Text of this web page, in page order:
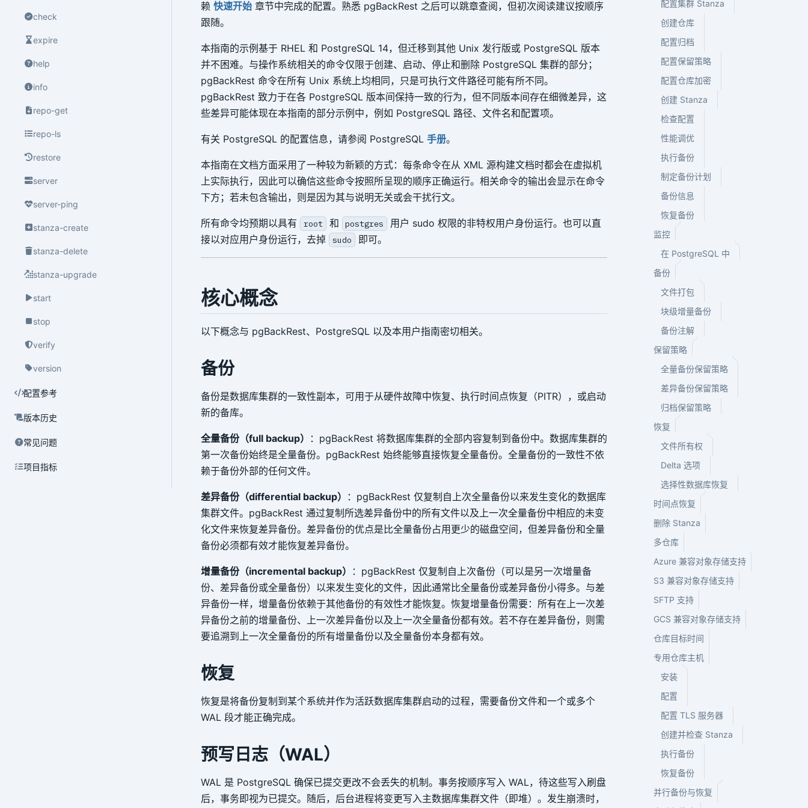
check
expire
help
info
repo-get
repo-ls
restore
server
server-ping
stanza-create
stanza-delete
stanza-upgrade
start
stop
verify
version
配置参考
版本历史
常见问题
项目指标
赖 快速开始 章节中完成的配置。熟悉 pgBackRest 之后可以跳章查阅，但初次阅读建议按顺序
跟随。
本指南的示例基于 RHEL 和 PostgreSQL 14，但迁移到其他 Unix 发行版或 PostgreSQL 版本
并不困难。与操作系统相关的命令仅限于创建、启动、停止和删除 PostgreSQL 集群的部分；
pgBackRest 命令在所有 Unix 系统上均相同，只是可执行文件路径可能有所不同。
pgBackRest 致力于在各 PostgreSQL 版本间保持一致的行为，但不同版本间存在细微差异，这
些差异可能体现在本指南的部分示例中，例如 PostgreSQL 路径、文件名和配置项。
有关 PostgreSQL 的配置信息，请参阅 PostgreSQL 手册。
本指南在文档方面采用了一种较为新颖的方式：每条命令在从 XML 源构建文档时都会在虚拟机
上实际执行，因此可以确信这些命令按照所呈现的顺序正确运行。相关命令的输出会显示在命令
下方；若未包含输出，则是因为其与说明无关或会干扰行文。
所有命令均预期以具有 root 和 postgres
用户 sudo 权限的非特权用户身份运行。也可以直
接以对应用户身份运行，去掉
sudo 即可。
核心概念
以下概念与 pgBackRest、PostgreSQL 以及本用户指南密切相关。
备份
备份是数据库集群的一致性副本，可用于从硬件故障中恢复、执行时间点恢复（PITR），或启动
新的备库。
全量备份（full backup）
：pgBackRest 将数据库集群的全部内容复制到备份中。数据库集群的
第一次备份始终是全量备份。pgBackRest 始终能够直接恢复全量备份。全量备份的一致性不依
赖于备份外部的任何文件。
差异备份（differential backup）
：pgBackRest 仅复制自上次全量备份以来发生变化的数据库
集群文件。pgBackRest 通过复制所选差异备份中的所有文件以及上一次全量备份中相应的未变
化文件来恢复差异备份。差异备份的优点是比全量备份占用更少的磁盘空间，但差异备份和全量
备份必须都有效才能恢复差异备份。
增量备份（incremental backup）
：pgBackRest 仅复制自上次备份（可以是另一次增量备
份、差异备份或全量备份）以来发生变化的文件，因此通常比全量备份或差异备份小得多。与差
异备份一样，增量备份依赖于其他备份的有效性才能恢复。恢复增量备份需要：所有在上一次差
异备份之前的增量备份、上一次差异备份以及上一次全量备份都有效。若不存在差异备份，则需
要追溯到上一次全量备份的所有增量备份以及全量备份本身都有效。
恢复
恢复是将备份复制到某个系统并作为活跃数据库集群启动的过程，需要备份文件和一个或多个
WAL 段才能正确完成。
预写日志（WAL）
WAL 是 PostgreSQL 确保已提交更改不会丢失的机制。事务按顺序写入 WAL，待这些写入刷盘
后，事务即视为已提交。随后，后台进程将变更写入主数据库集群文件（即堆）。发生崩溃时，
配置集群 Stanza
创建仓库
配置归档
配置保留策略
配置仓库加密
创建 Stanza
检查配置
性能调优
执行备份
制定备份计划
备份信息
恢复备份
监控
在 PostgreSQL 中
备份
文件打包
块级增量备份
备份注解
保留策略
全量备份保留策略
差异备份保留策略
归档保留策略
恢复
文件所有权
Delta 选项
选择性数据库恢复
时间点恢复
删除 Stanza
多仓库
Azure 兼容对象存储支持
S3 兼容对象存储支持
SFTP 支持
GCS 兼容对象存储支持
仓库目标时间
专用仓库主机
安装
配置
配置 TLS 服务器
创建并检查 Stanza
执行备份
恢复备份
并行备份与恢复